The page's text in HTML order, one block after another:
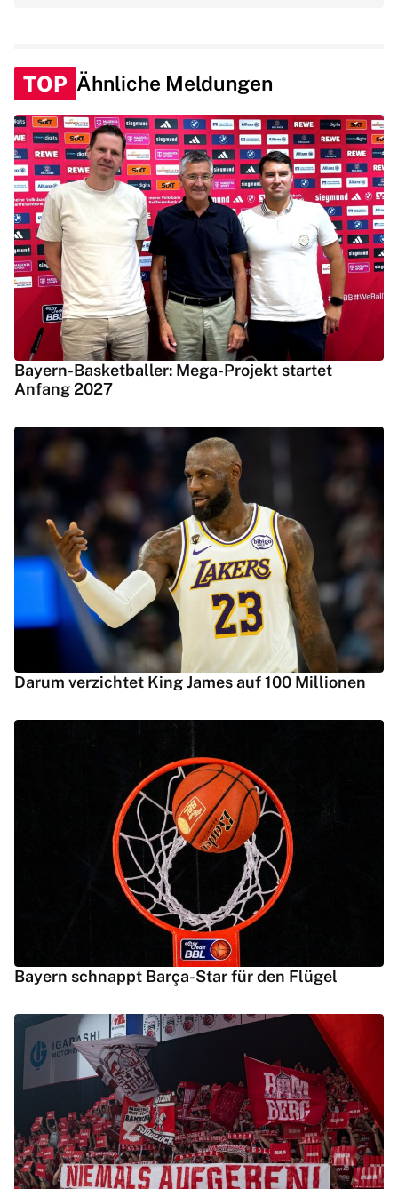
TOP Ähnliche Meldungen
Bayern-Basketballer: Mega-Projekt startet
Anfang 2027
Darum verzichtet King James auf 100 Millionen
Bayern schnappt Barça-Star für den Flügel